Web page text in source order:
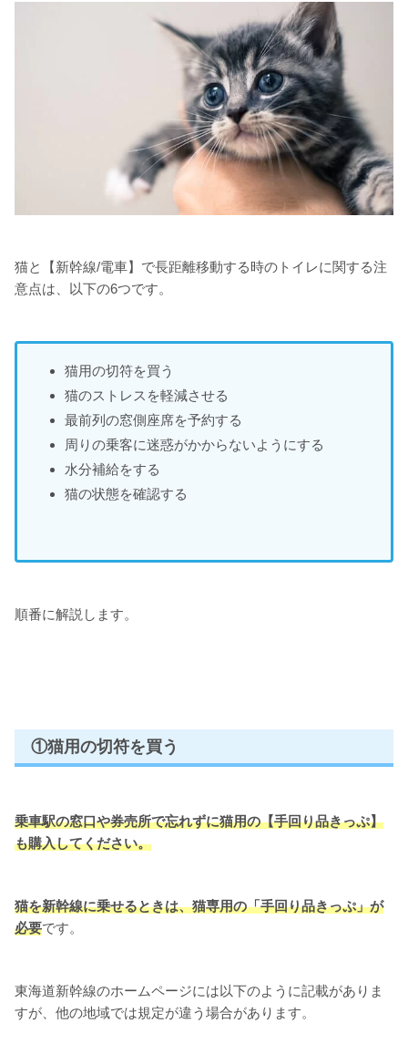
猫と【新幹線/電車】で長距離移動する時のトイレに関する注
意点は、以下の6つです。
猫用の切符を買う
猫のストレスを軽減させる
最前列の窓側座席を予約する
周りの乗客に迷惑がかからないようにする
水分補給をする
猫の状態を確認する
順番に解説します。
①猫用の切符を買う
乗車駅の窓口や券売所で忘れずに猫用の【手回り品きっぷ】
も購入してください。
猫を新幹線に乗せるときは、猫専用の「手回り品きっぷ」が
必要です。
東海道新幹線のホームページには以下のように記載がありま
すが、他の地域では規定が違う場合があります。